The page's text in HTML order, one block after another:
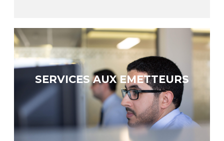
SERVICES AUX EMETTEURS